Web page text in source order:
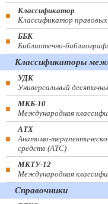
Классификатор
Классификатор
ББК
Библиотечно-
Классификаторы
УДК
Универсальный
МКБ-10
Международная
АТХ
Анатомо-
средств (ATC)
МКТУ-12
Международная
Справочники